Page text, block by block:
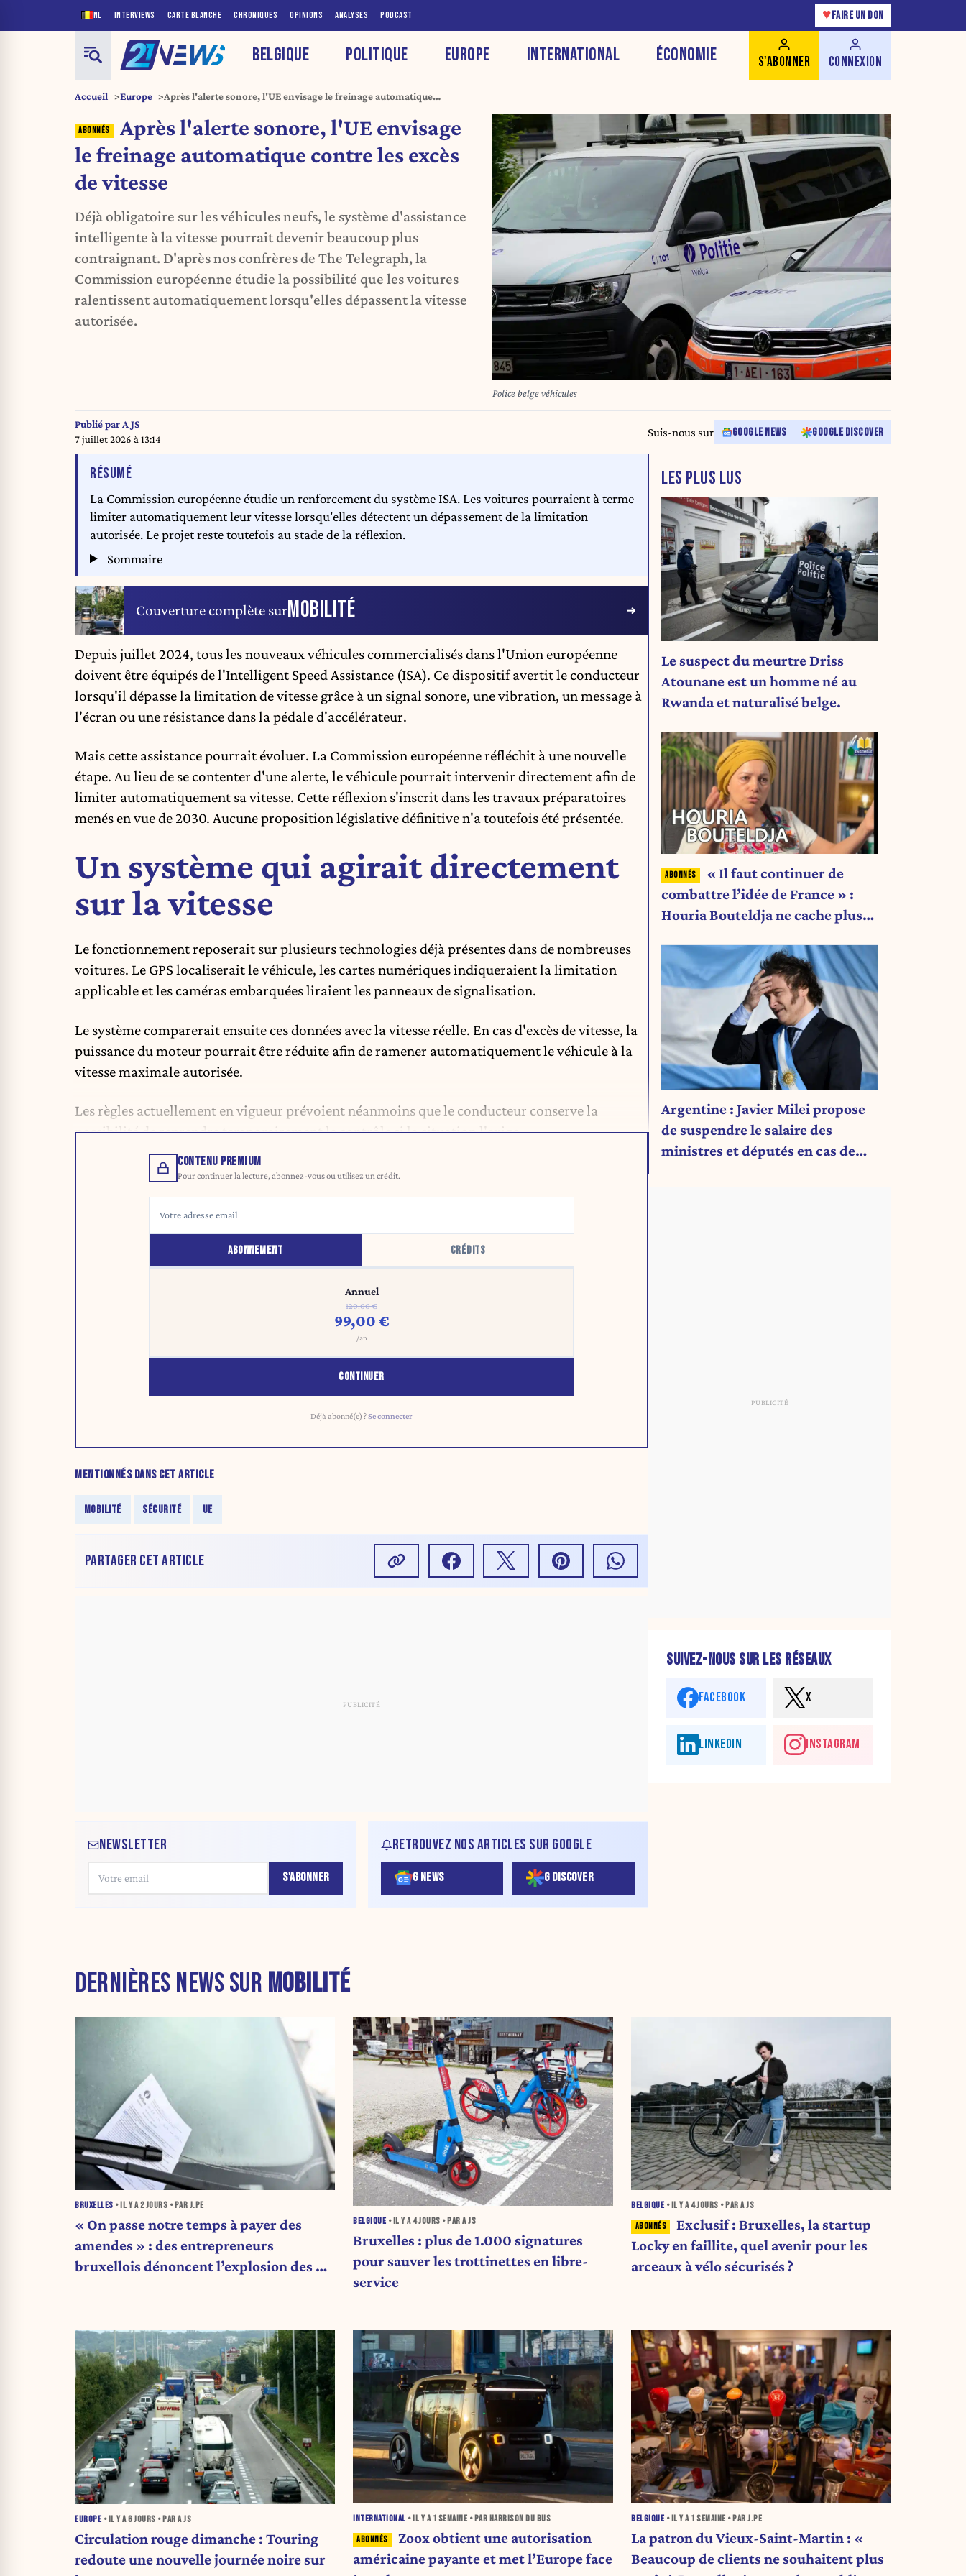
NL INTERVIEWS CARTE BLANCHE CHRONIQUES OPINIONS ANALYSES PODCAST ♥ FAIRE UN DON
BELGIQUE POLITIQUE EUROPE INTERNATIONAL ÉCONOMIE S'ABONNER CONNEXION
Accueil Europe
Après l'alerte sonore, l'UE envisage le freinage automatique
Après l'alerte sonore, l'UE envisage
le freinage automatique contre les excès
de vitesse
Déjà obligatoire sur les véhicules neufs, le système d'assistance
intelligente à la vitesse pourrait devenir beaucoup plus
contraignant. D'après nos confrères de The Telegraph, la
Commission européenne étudie la possibilité que les voitures
ralentissent automatiquement lorsqu'elles dépassent la vitesse
autorisée.
Police belge véhicules
Publié parA JS
7 juillet 2026 à 13:14
Suis-nous sur GOOGLE NEWS GOOGLE DISCOVER
RÉSUMÉDE L'ARTICLE
La Commission européenne étudie un renforcement du système ISA. Les voitures pourraient à terme
limiter automatiquement leur vitesse lorsqu'elles détectent un dépassement de la limitation
autorisée. Le projet reste toutefois au stade de la réflexion.
Sommaire
Couverture complète surMOBILITÉ
Depuis juillet 2024, tous les nouveaux véhicules commercialisés dans l'Union européenne
doivent être équipés de l'Intelligent Speed Assistance (ISA). Ce dispositif avertit le conducteur
lorsqu'il dépasse la limitation de vitesse grâce à un signal sonore, une vibration, un message à
l'écran ou une résistance dans la pédale d'accélérateur.
Mais cette assistance pourrait évoluer. La Commission européenne réfléchit à une nouvelle
étape. Au lieu de se contenter d'une alerte, le véhicule pourrait intervenir directement afin de
limiter automatiquement sa vitesse. Cette réflexion s'inscrit dans les travaux préparatoires
menés en vue de 2030. Aucune proposition législative définitive n'a toutefois été présentée.
Un système qui agirait directement
sur la vitesse
Le fonctionnement reposerait sur plusieurs technologies déjà présentes dans de nombreuses
voitures. Le GPS localiserait le véhicule, les cartes numériques indiqueraient la limitation
applicable et les caméras embarquées liraient les panneaux de signalisation.
Le système comparerait ensuite ces données avec la vitesse réelle. En cas d'excès de vitesse, la
puissance du moteur pourrait être réduite afin de ramener automatiquement le véhicule à la
vitesse maximale autorisée.
Les règles actuellement en vigueur prévoient néanmoins que le conducteur conserve la
possibilité de reprendre temporairement le contrôle si la situation l'exige.
CONTENU PREMIUM
Pour continuer la lecture, abonnez-vous ou utilisez un crédit.
ABONNEMENT CRÉDITS
Annuel
120,00 €
99,00 €
/an
CONTINUER
Déjà abonné(e) ?Se connecter
MENTIONNÉS DANS CET ARTICLE
MOBILITÉ SÉCURITÉ UE
PARTAGER CET ARTICLE
NEWSLETTER
S'ABONNER
RETROUVEZ NOS ARTICLES SUR GOOGLE
G NEWS G DISCOVER
LES PLUS LUS
Le suspect du meurtre Driss
Atounane est un homme né au
Rwanda et naturalisé belge.
« Il faut continuer de
combattre l’idée de France » :
Houria Bouteldja ne cache plus
Argentine : Javier Milei propose
de suspendre le salaire des
ministres et députés en cas de
déficit budgétaire
SUIVEZ-NOUS SUR LES RÉSEAUX
FACEBOOK X
LINKEDIN INSTAGRAM
DERNIÈRES NEWS SUR MOBILITÉ
BRUXELLES • IL Y A2 JOURS • PAR J.PE
« On passe notre temps à payer des
amendes » : des entrepreneurs
bruxellois dénoncent l’explosion des PV
BELGIQUE • IL Y A 4 JOURS • PAR A JS
Bruxelles : plus de 1.000 signatures
pour sauver les trottinettes en libre-
service
BELGIQUE • IL Y A 4 JOURS • PAR A JS
Exclusif : Bruxelles, la startup
Locky en faillite, quel avenir pour les
arceaux à vélo sécurisés ?
EUROPE • IL Y A6 JOURS • PAR A JS
Circulation rouge dimanche : Touring
redoute une nouvelle journée noire sur
INTERNATIONAL • IL Y A 1 SEMAINE • PAR HARRISON DU BUS
Zoox obtient une autorisation
américaine payante et met l’Europe face
BELGIQUE • IL Y A 1 SEMAINE • PAR J.PE
La patron du Vieux-Saint-Martin : «
Beaucoup de clients ne souhaitent plus